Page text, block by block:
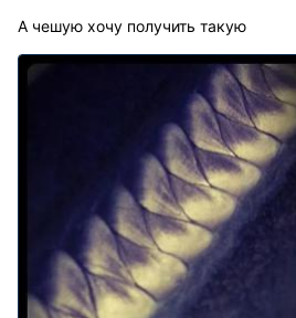
А чешую хочу получить такую